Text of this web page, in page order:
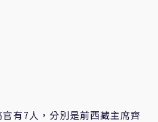
有7人，分別是前西藏主席齊